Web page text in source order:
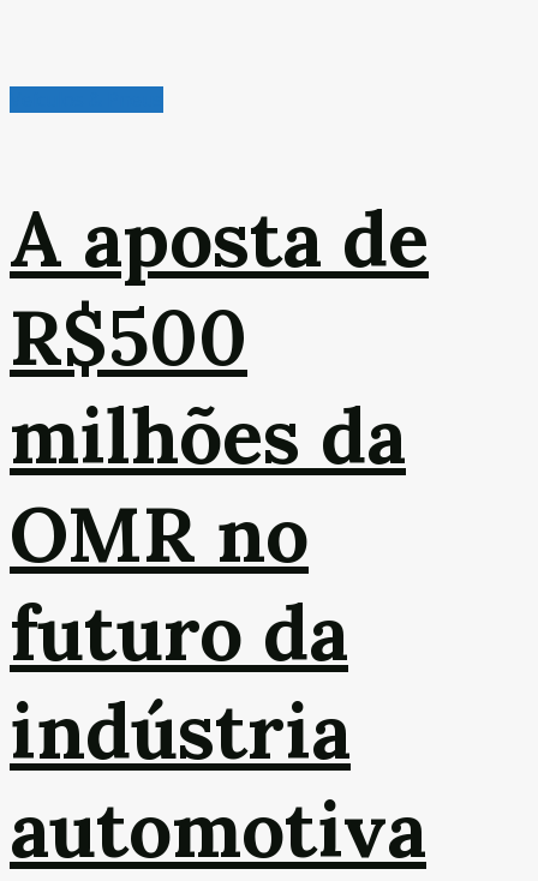
A aposta de
R$500
milhões da
OMR no
futuro da
indústria
automotiva